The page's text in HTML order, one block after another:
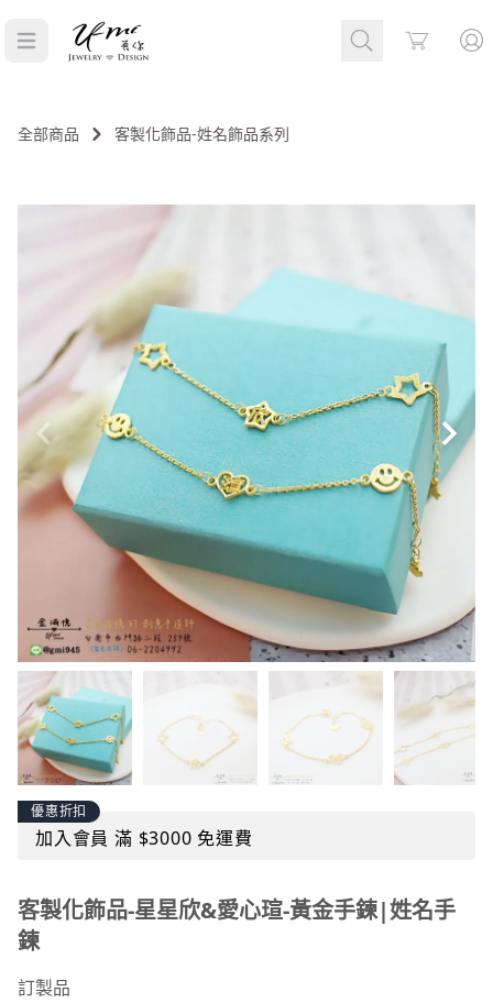
Cart
全部商品 客製化飾品-姓名飾品系列
優惠折扣
加入會員 滿 $3000 免運費
客製化飾品-星星欣&愛心瑄-黃金手鍊|姓名手
鍊
訂製品